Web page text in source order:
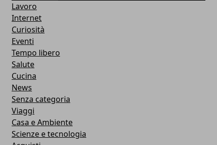
Lavoro
Internet
Curiosità
Eventi
Tempo libero
Salute
Cucina
News
Senza categoria
Viaggi
Casa e Ambiente
Scienze e tecnologia